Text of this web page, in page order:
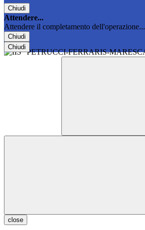
Chiudi
Attendere...
Attendere il completamento dell'operazione...
Chiudi
Chiudi
close